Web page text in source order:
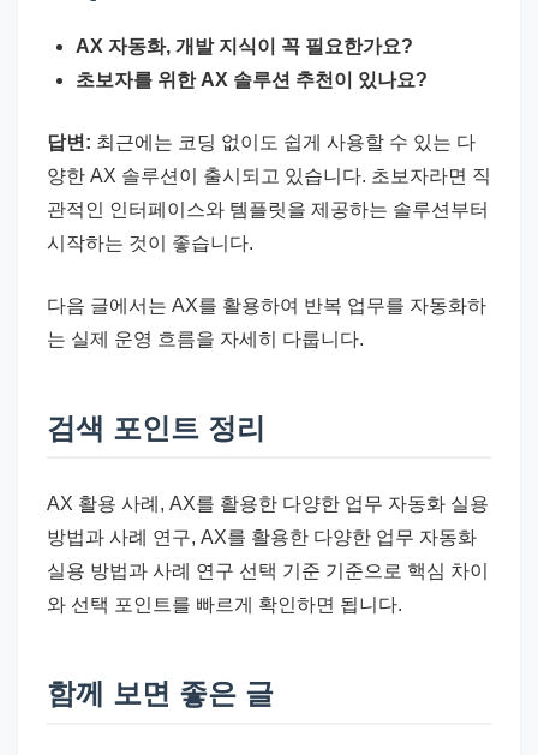
AX 자동화, 개발 지식이 꼭 필요한가요?
초보자를 위한 AX 솔루션 추천이 있나요?
답변: 최근에는 코딩 없이도 쉽게 사용할 수 있는 다
양한 AX 솔루션이 출시되고 있습니다. 초보자라면 직
관적인 인터페이스와 템플릿을 제공하는 솔루션부터
시작하는 것이 좋습니다.
다음 글에서는 AX를 활용하여 반복 업무를 자동화하
는 실제 운영 흐름을 자세히 다룹니다.
검색 포인트 정리
AX 활용 사례, AX를 활용한 다양한 업무 자동화 실용
방법과 사례 연구, AX를 활용한 다양한 업무 자동화
실용 방법과 사례 연구 선택 기준 기준으로 핵심 차이
와 선택 포인트를 빠르게 확인하면 됩니다.
함께 보면 좋은 글